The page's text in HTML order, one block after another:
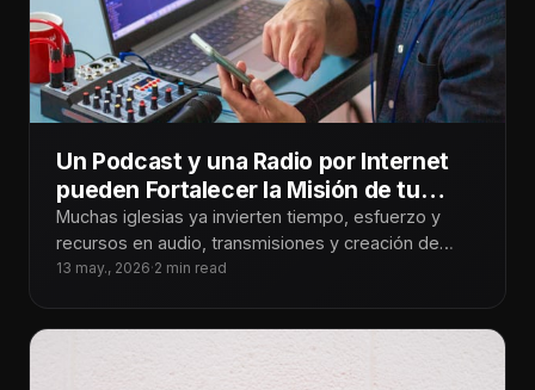
Un Podcast y una Radio por Internet
pueden Fortalecer la Misión de tu
Iglesia
Muchas iglesias ya invierten tiempo, esfuerzo y
recursos en audio, transmisiones y creación de
contenido cada semana. Sin embargo, después
13 may., 2026·2 min read